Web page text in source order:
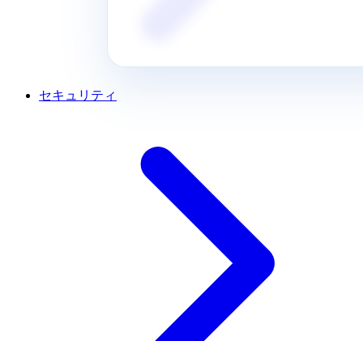
セキュリティ